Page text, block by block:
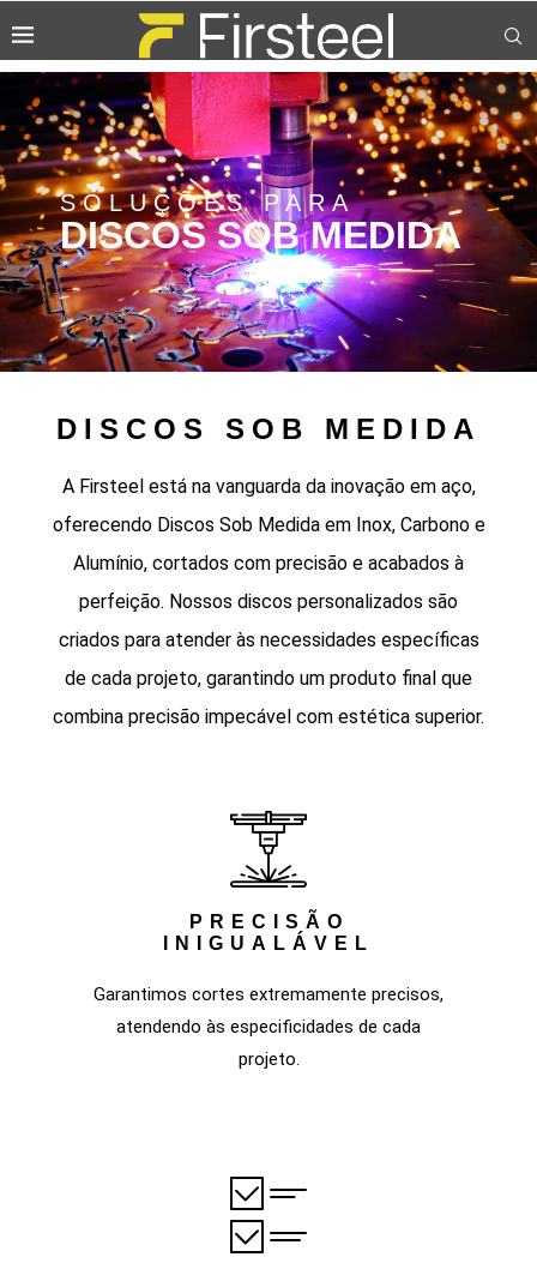
SOLUÇÕES PARA
DISCOS SOB MEDIDA
DISCOS SOB MEDIDA
A Firsteel está na vanguarda da inovação em aço,
oferecendo Discos Sob Medida em Inox, Carbono e
Alumínio, cortados com precisão e acabados à
perfeição. Nossos discos personalizados são
criados para atender às necessidades específicas
de cada projeto, garantindo um produto final que
combina precisão impecável com estética superior.
PRECISÃO
INIGUALÁVEL
Garantimos cortes extremamente precisos,
atendendo às especificidades de cada
projeto.